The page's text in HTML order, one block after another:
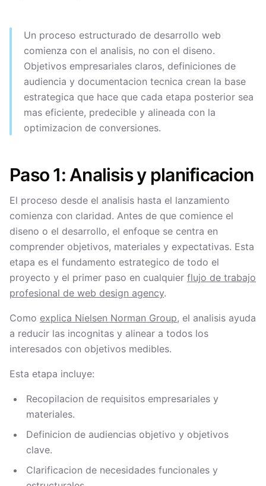
Un proceso estructurado de desarrollo web
comienza con el analisis, no con el diseno.
Objetivos empresariales claros, definiciones de
audiencia y documentacion tecnica crean la base
estrategica que hace que cada etapa posterior sea
mas eficiente, predecible y alineada con la
optimizacion de conversiones.
Paso 1: Analisis y planificacion
El proceso desde el analisis hasta el lanzamiento
comienza con claridad. Antes de que comience el
diseno o el desarrollo, el enfoque se centra en
comprender objetivos, materiales y expectativas. Esta
etapa es el fundamento estrategico de todo el
proyecto y el primer paso en cualquier flujo de trabajo
profesional de web design agency.
Como explica Nielsen Norman Group, el analisis ayuda
a reducir las incognitas y alinear a todos los
interesados con objetivos medibles.
Esta etapa incluye:
Recopilacion de requisitos empresariales y
materiales.
Definicion de audiencias objetivo y objetivos
clave.
Clarificacion de necesidades funcionales y